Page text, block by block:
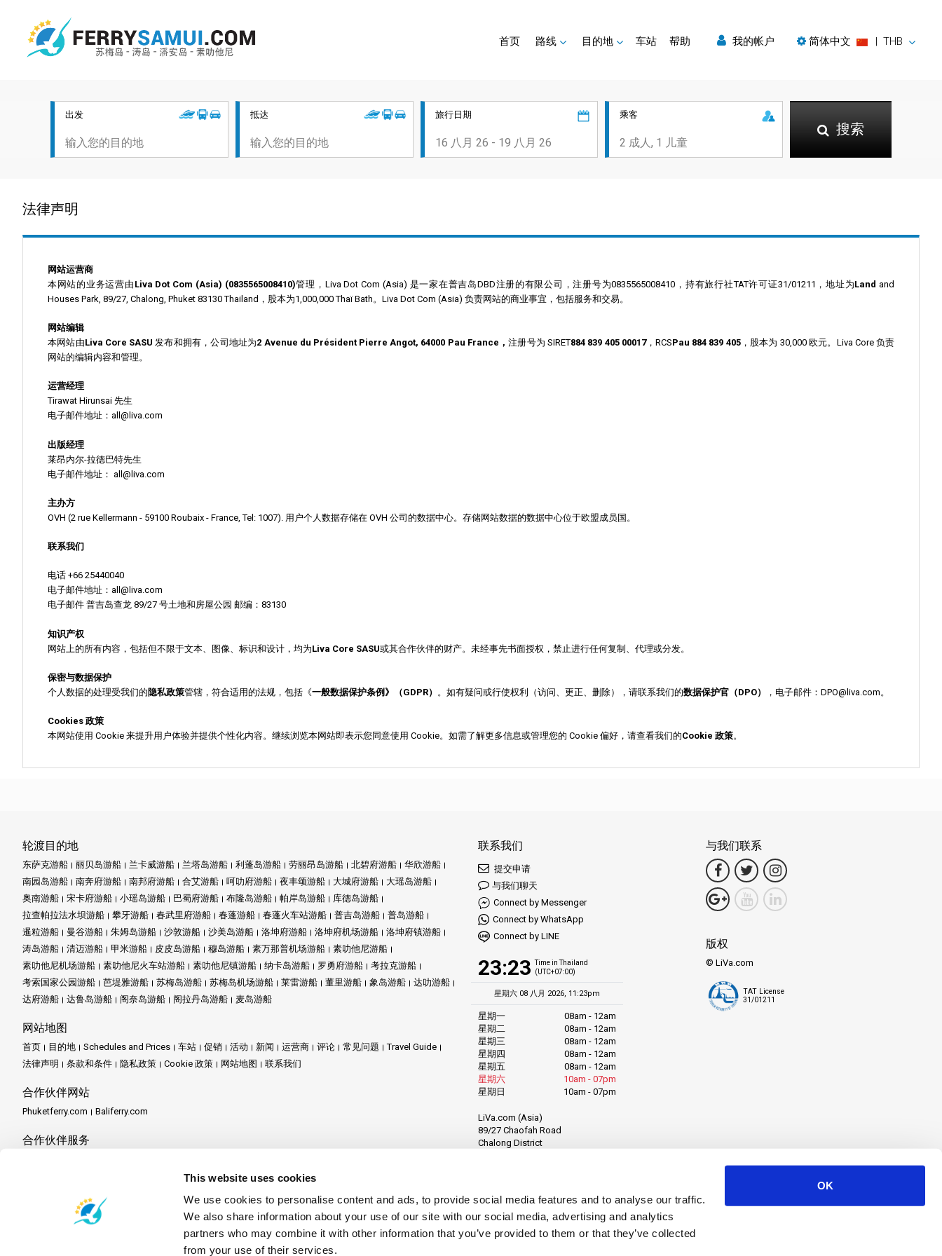
This website uses cookies
We use cookies to personalise content and ads, to provide social media features and to analyse our traffic.
We also share information about your use of our site with our social media, advertising and analytics
partners who may combine it with other information that you’ve provided to them or that they’ve collected
from your use of their services.
OK
首页 路线 目的地 车站 帮助 我的帐户 简体中文 | THB
出发 抵达 旅行日期 乘客
搜索
法律声明
网站运营商
本网站的业务运营由 Liva Dot Com (Asia) (0835565008410)管理，Liva Dot Com (Asia) 是一家在普吉岛DBD注册的有限公司，注册号为0835565008410，持有旅行社TAT许可证31/01211，地址为Land and
Houses Park, 89/27, Chalong, Phuket 83130 Thailand，股本为1,000,000 Thaï Bath。Liva Dot Com (Asia) 负责网站的商业事宜，包括服务和交易。
网站编辑
本网站由Liva Core SASU 发布和拥有，公司地址为2 Avenue du Président Pierre Angot, 64000 Pau France，注册号为 SIRET884 839 405 00017，RCSPau 884 839 405，股本为 30,000 欧元。Liva Core 负责
网站的编辑内容和管理。
运营经理
Tirawat Hirunsai 先生
电子邮件地址：all@liva.com
出版经理
莱昂内尔-拉德巴特先生
电子邮件地址： all@liva.com
主办方
OVH (2 rue Kellermann - 59100 Roubaix - France, Tel: 1007). 用户个人数据存储在 OVH 公司的数据中心。存储网站数据的数据中心位于欧盟成员国。
联系我们
电话 +66 25440040
电子邮件地址：all@liva.com
电子邮件 普吉岛查龙 89/27 号土地和房屋公园 邮编：83130
知识产权
网站上的所有内容，包括但不限于文本、图像、标识和设计，均为Liva Core SASU或其合作伙伴的财产。未经事先书面授权，禁止进行任何复制、代理或分发。
保密与数据保护
个人数据的处理受我们的隐私政策管辖，符合适用的法规，包括《一般数据保护条例》（GDPR） 。如有疑问或行使权利（访问、更正、删除），请联系我们的数据保护官（DPO） ，电子邮件：DPO@liva.com。
Cookies 政策
本网站使用 Cookie 来提升用户体验并提供个性化内容。继续浏览本网站即表示您同意使用 Cookie。如需了解更多信息或管理您的 Cookie 偏好，请查看我们的Cookie 政策。
轮渡目的地
东萨克游船 丽贝岛游船 兰卡威游船 兰塔岛游船 利蓬岛游船 劳丽昂岛游船 北碧府游船
华欣游船
南园岛游船
南奔府游船 南邦府游船 合艾游船 呵叻府游船 夜丰颂游船 大城府游船
大瑶岛游船
奥南游船
宋卡府游船 小瑶岛游船 巴蜀府游船 布隆岛游船 帕岸岛游船
库德岛游船
拉查帕拉法水坝游船
攀牙游船 春武里府游船 春蓬游船 春蓬火车站游船 普吉岛游船
普岛游船
暹粒游船
曼谷游船 朱姆岛游船 沙敦游船 沙美岛游船 洛坤府游船 洛坤府机场游船
洛坤府镇游船
涛岛游船
清迈游船 甲米游船 皮皮岛游船 穆岛游船 素万那普机场游船
素叻他尼游船
素叻他尼机场游船
素叻他尼火车站游船 素叻他尼镇游船 纳卡岛游船 罗勇府游船
考拉克游船
考索国家公园游船
芭堤雅游船 苏梅岛游船 苏梅岛机场游船 莱雷游船 董里游船 象岛游船
达叻游船
达府游船
达鲁岛游船 阁奈岛游船 阁拉丹岛游船 麦岛游船
网站地图
首页 目的地 Schedules and Prices 车站 促销 活动 新闻 运营商 评论 常见问题
Travel Guide
法律声明
条款和条件 隐私政策 Cookie 政策 网站地图 联系我们
合作伙伴网站
Phuketferry.com Baliferry.com
合作伙伴服务
联系我们
提交申请
与我们聊天
Connect by Messenger
Connect by WhatsApp
Connect by LINE
23:23 Time in Thailand
(UTC+07:00)
星期六 08 八月 2026, 11:23pm
星期一
08am - 12am
星期二
08am - 12am
星期三
08am - 12am
星期四
08am - 12am
星期五
08am - 12am
星期六
10am - 07pm
星期日
10am - 07pm
LiVa.com (Asia)
89/27 Chaofah Road
Chalong District
与我们联系
版权
© LiVa.com
TAT License
31/01211